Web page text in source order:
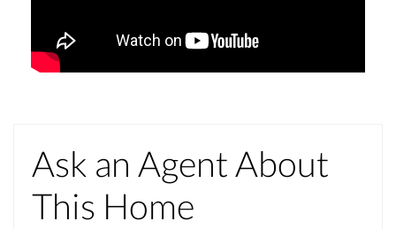
Ask an Agent About
This Home